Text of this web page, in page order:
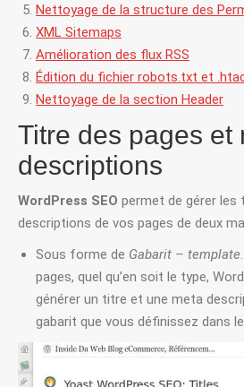
Nettoyage de la structure des
XML Sitemaps
Amélioration des flux RSS
Édition du fichier robots.txt et
Nettoyage de la section Header
Titre des pages et
descriptions
WordPress SEO permet de gérer
descriptions de vos pages de deux
Sous forme de Gabarit – template
pages, quel qu’en soit le type,
générer un titre et une meta
gabarit que vous définissez dans